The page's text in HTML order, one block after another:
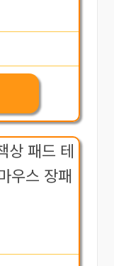
상 패드 테
우스 장패